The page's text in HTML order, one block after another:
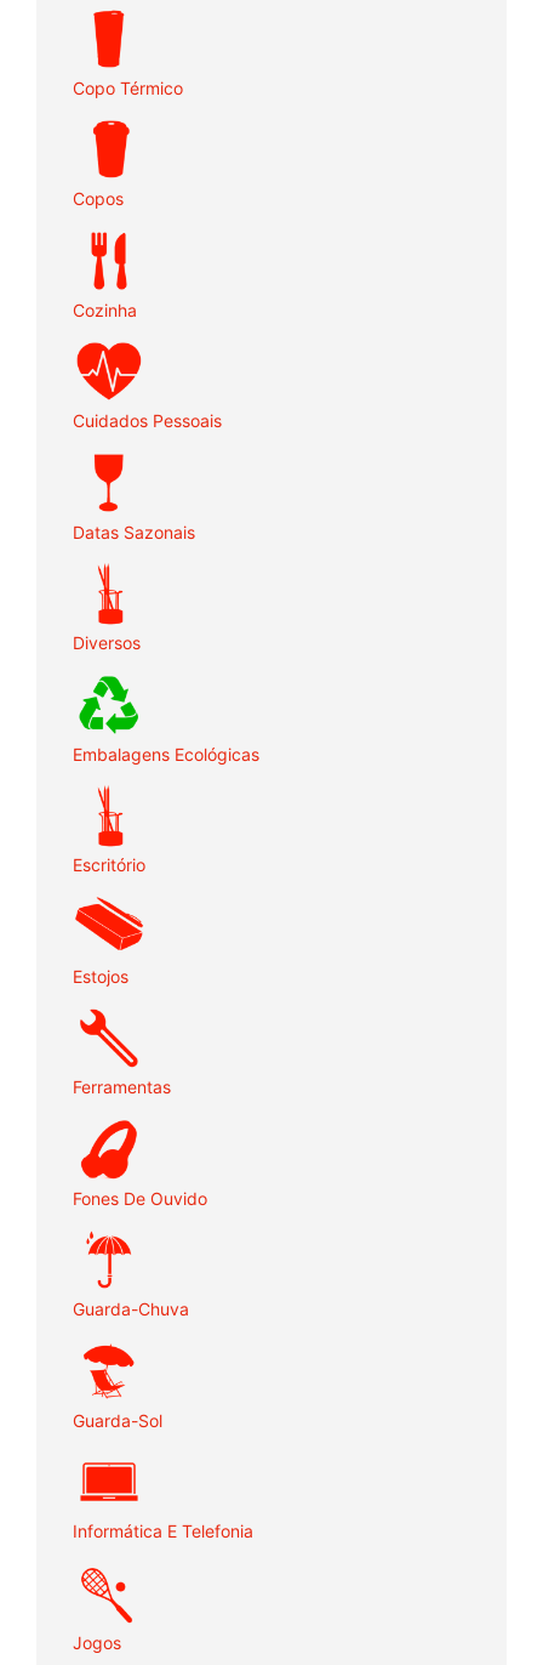
Copo Térmico
Copos
Cozinha
Cuidados Pessoais
Datas Sazonais
Diversos
Embalagens Ecológicas
Escritório
Estojos
Ferramentas
Fones De Ouvido
Guarda-Chuva
Guarda-Sol
Informática E Telefonia
Jogos